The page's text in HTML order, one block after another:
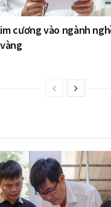
cương vào ngành